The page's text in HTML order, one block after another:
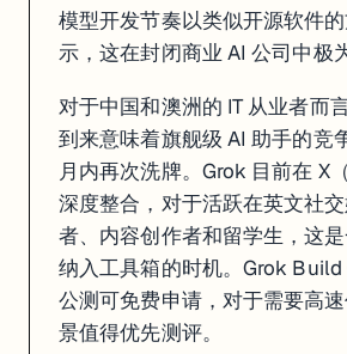
模型开发节奏以类似开源软件
示，这在封闭商业 AI 公司中极
对于中国和澳洲的 IT 从业者而
到来意味着旗舰级 AI 助手的竞
月内再次洗牌。Grok 目前在 X
深度整合，对于活跃在英文社
者、内容创作者和留学生，这
纳入工具箱的时机。Grok Build
公测可免费申请，对于需要高
景值得优先测评。